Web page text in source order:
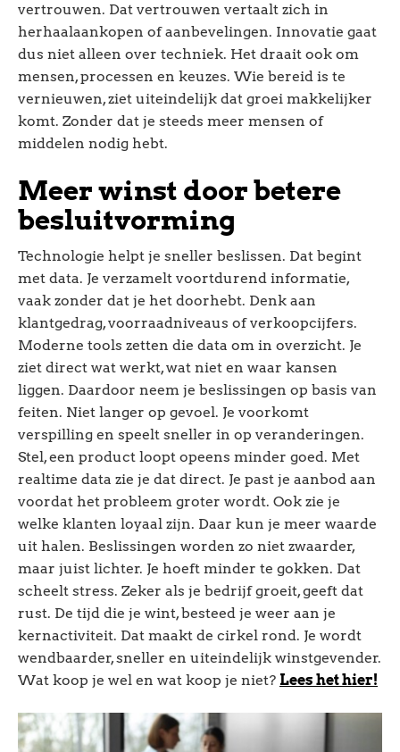
vertrouwen. Dat vertrouwen vertaalt zich in
herhaalaankopen of aanbevelingen. Innovatie gaat
dus niet alleen over techniek. Het draait ook om
mensen, processen en keuzes. Wie bereid is te
vernieuwen, ziet uiteindelijk dat groei makkelijker
komt. Zonder dat je steeds meer mensen of
middelen nodig hebt.
Meer winst door betere
besluitvorming
Technologie helpt je sneller beslissen. Dat begint
met data. Je verzamelt voortdurend informatie,
vaak zonder dat je het doorhebt. Denk aan
klantgedrag, voorraadniveaus of verkoopcijfers.
Moderne tools zetten die data om in overzicht. Je
ziet direct wat werkt, wat niet en waar kansen
liggen. Daardoor neem je beslissingen op basis van
feiten. Niet langer op gevoel. Je voorkomt
verspilling en speelt sneller in op veranderingen.
Stel, een product loopt opeens minder goed. Met
realtime data zie je dat direct. Je past je aanbod aan
voordat het probleem groter wordt. Ook zie je
welke klanten loyaal zijn. Daar kun je meer waarde
uit halen. Beslissingen worden zo niet zwaarder,
maar juist lichter. Je hoeft minder te gokken. Dat
scheelt stress. Zeker als je bedrijf groeit, geeft dat
rust. De tijd die je wint, besteed je weer aan je
kernactiviteit. Dat maakt de cirkel rond. Je wordt
wendbaarder, sneller en uiteindelijk winstgevender.
Wat koop je wel en wat koop je niet? Lees het hier!